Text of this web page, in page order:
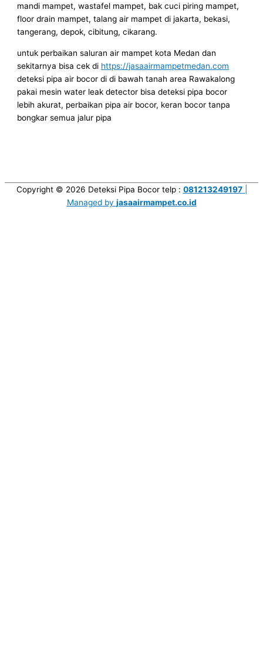
mandi mampet, wastafel mampet, bak cuci piring mampet,
floor drain mampet, talang air mampet di jakarta, bekasi,
tangerang, depok, cibitung, cikarang.
untuk perbaikan saluran air mampet kota Medan dan
sekitarnya bisa cek di https://jasaairmampetmedan.com
deteksi pipa air bocor di di bawah tanah area Rawakalong
pakai mesin water leak detector bisa deteksi pipa bocor
lebih akurat, perbaikan pipa air bocor, keran bocor tanpa
bongkar semua jalur pipa
Copyright © 2026 Deteksi Pipa Bocortelp : 081213249197|
Managed by jasaairmampet.co.id